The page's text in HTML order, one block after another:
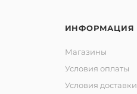
ИНФОРМАЦИЯ
Магазины
Условия оплаты
Условия доставки